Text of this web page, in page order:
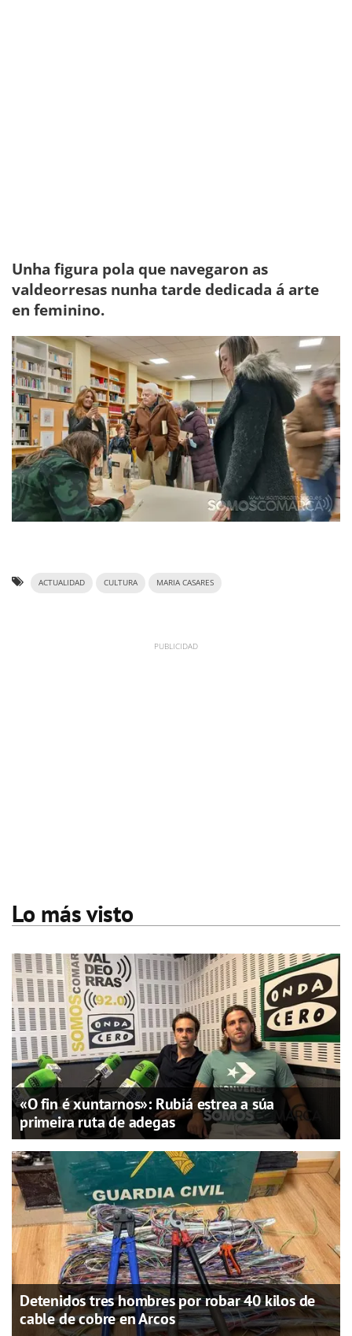
Unha figura pola que navegaron as
valdeorresas nunha tarde dedicada á arte
en feminino.
ACTUALIDAD CULTURA MARIA CASARES
Lo más visto
«O fin é xuntarnos»: Rubiá estrea a súa
primeira ruta de adegas
Detenidos tres hombres por robar 40 kilos de
cable de cobre en Arcos